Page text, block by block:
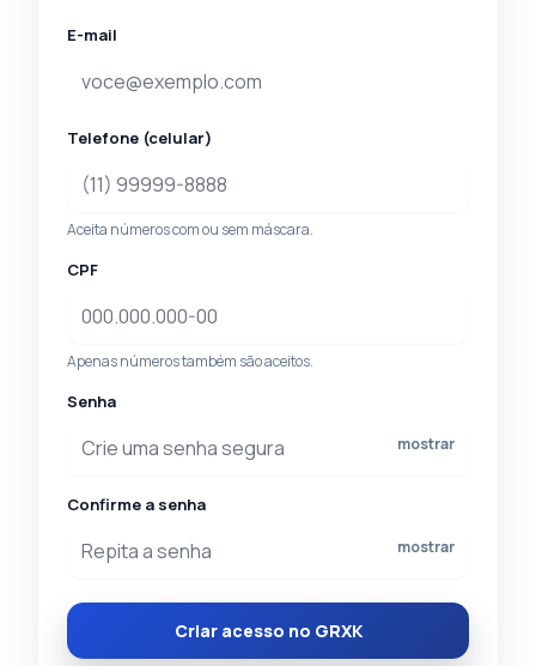
E-mail
Telefone (celular)
Aceita números com ou sem máscara.
CPF
Apenas números também são aceitos.
Senha
mostrar
Confirme a senha
mostrar
Criar acesso no GRXK